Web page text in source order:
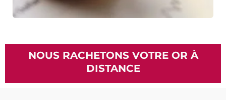
NOUS RACHETONS VOTRE OR À
DISTANCE